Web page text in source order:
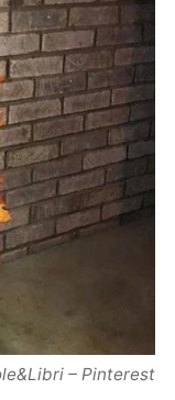
– Pinterest